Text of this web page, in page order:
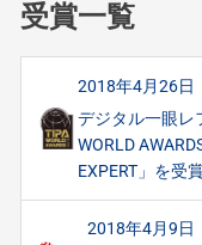
受賞一覧
2018年4月26日
デジタル一眼レ
WORLD
EXPERT」を受
2018年4月9日